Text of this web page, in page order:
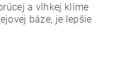
a vlhkej klíme
báze, je lepšie